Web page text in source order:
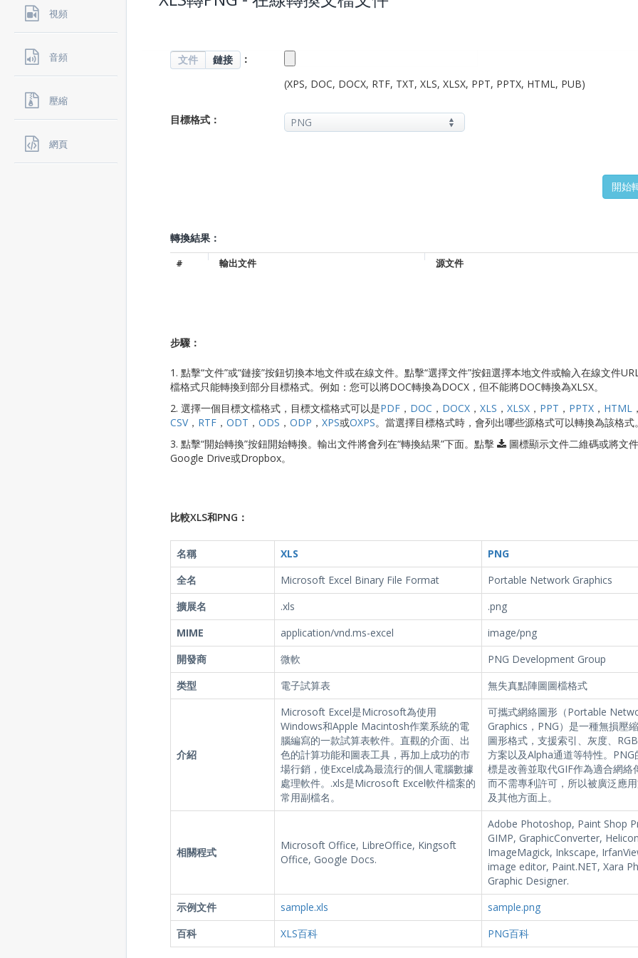
視頻
音頻
壓縮
網頁
文件 鏈接
：
(XPS, DOC, DOCX, RTF, TXT, XLS, XLSX, PPT, PPTX, HTML, PUB)
目標格式：
轉換結果：
# 輸出文件 源文件
步驟：
1. 點擊“文件”或“鏈接”按鈕切換本地文件或在線文件。點擊“選擇文件”按鈕選擇本地文件或輸入在線文件
檔格式只能轉換到部分目標格式。例如：您可以將DOC轉換為DOCX，但不能將DOC轉換為XLSX。
2. 選擇一個目標文檔格式，目標文檔格式可以是PDF， DOC ， DOCX， XLS ， XLSX， PPT ， PPTX， HTML
CSV， RTF， ODT ， ODS ， ODP ， XPS或OXPS。當選擇目標格式時，會列出哪些源格式可以轉換為該格式
3. 點擊“開始轉換”按鈕開始轉換。輸出文件將會列在“轉換結果”下面。點擊
圖標顯示文件二維碼或將文
Google Drive或Dropbox。
比較XLS和PNG：
名稱 XLS
PNG
全名
Microsoft Excel Binary File Format
Portable Network Graphics
擴展名
.xls
.png
MIME
application/vnd.ms-excel
image/png
開發商
微軟
PNG Development Group
类型
電子試算表 無失真點陣圖圖檔格式
介紹
Microsoft Excel是Microsoft為使用
Windows和Apple Macintosh作業系統的電
腦編寫的一款試算表軟件。直觀的介面、出
色的計算功能和圖表工具，再加上成功的市
場行銷，使Excel成為最流行的個人電腦數據
處理軟件。.xls是Microsoft Excel軟件檔案的
常用副檔名。
可攜式網絡圖形（Portable
Graphics，PNG）是一種無損壓
圖形格式，支援索引、灰度、
方案以及Alpha通道等特性。PNG
標是改善並取代GIF作為適合網絡
而不需專利許可，所以被廣泛應
及其他方面上。
相關程式
Microsoft Office, LibreOffice, Kingsoft
Office, Google Docs.
Adobe Photoshop, Paint Shop
GIMP, GraphicConverter,
ImageMagick, Inkscape,
image editor, Paint.NET, Xara
Graphic Designer.
示例文件
sample.xls
sample.png
百科
XLS百科 PNG百科